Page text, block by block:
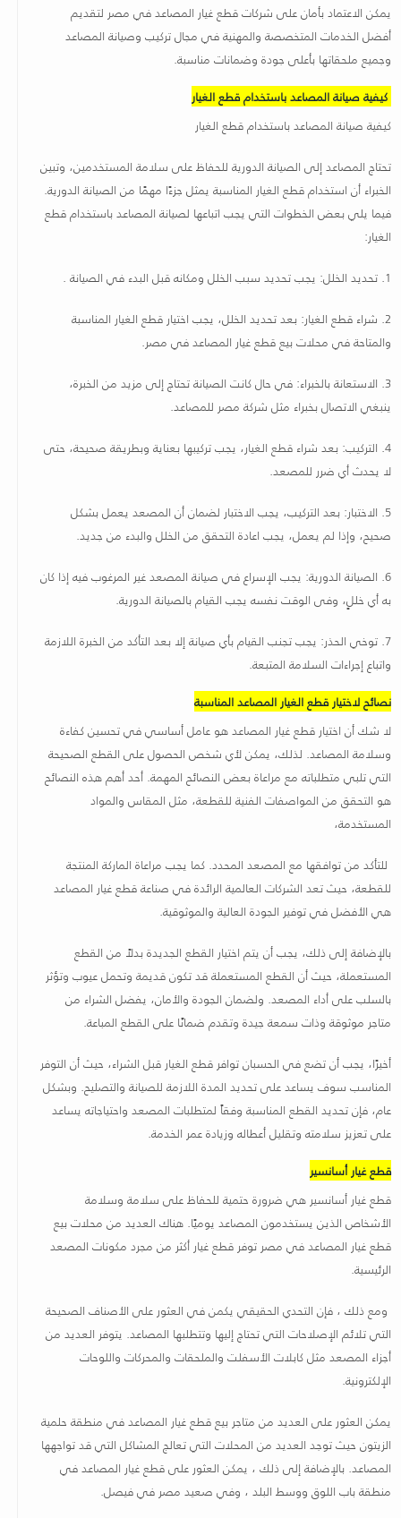
يمكن الاعتماد بأمان على شركات قطع غيار المصاعد في مصر لتقديم
أفضل الخدمات المتخصصة والمهنية في مجال تركيب وصيانة المصاعد
وجميع ملحقاتها بأعلى جودة وضمانات مناسبة.
كيفية صيانة المصاعد باستخدام قطع الغيار
كيفية صيانة المصاعد باستخدام قطع الغيار
تحتاج المصاعد إلى الصيانة الدورية للحفاظ على سلامة المستخدمين، وتبين
الخبراء أن استخدام قطع الغيار المناسبة يمثل جزءًا مهمًا من الصيانة الدورية.
فيما يلي بعض الخطوات التي يجب اتباعها لصيانة المصاعد باستخدام قطع
الغيار:
1. تحديد الخلل: يجب تحديد سبب الخلل ومكانه قبل البدء في الصيانة .
2. شراء قطع الغيار: بعد تحديد الخلل، يجب اختيار قطع الغيار المناسبة
والمتاحة في محلات بيع قطع غيار المصاعد في مصر.
3. الاستعانة بالخبراء: في حال كانت الصيانة تحتاج إلى مزيد من الخبرة،
ينبغي الاتصال بخبراء مثل شركة مصر للمصاعد.
4. التركيب: بعد شراء قطع الغيار، يجب تركيبها بعناية وبطريقة صحيحة، حتى
لا يحدث أي ضرر للمصعد.
5. الاختبار: بعد التركيب، يجب الاختبار لضمان أن المصعد يعمل بشكل
صحيح، وإذا لم يعمل، يجب اعادة التحقق من الخلل والبدء من جديد.
6. الصيانة الدورية: يجب الإسراع في صيانة المصعد غير المرغوب فيه إذا كان
به أي خللٍ، وفى الوقت نفسه يجب القيام بالصيانة الدورية.
7. توخي الحذر: يجب تجنب القيام بأي صيانة إلا بعد التأكد من الخبرة اللازمة
واتباع إجراءات السلامة المتبعة.
نصائح لاختيار قطع الغيار المصاعد المناسبة
لا شك أن اختيار قطع غيار المصاعد هو عامل أساسي في تحسين كفاءة
وسلامة المصاعد. لذلك، يمكن لأي شخص الحصول على القطع الصحيحة
التي تلبي متطلباته مع مراعاة بعض النصائح المهمة. أحد أهم هذه النصائح
هو التحقق من المواصفات الفنية للقطعة، مثل المقاس والمواد
المستخدمة،
للتأكد من توافقها مع المصعد المحدد. كما يجب مراعاة الماركة المنتجة
للقطعة، حيث تعد الشركات العالمية الرائدة في صناعة قطع غيار المصاعد
هي الأفضل في توفير الجودة العالية والموثوقية.
بالإضافة إلى ذلك، يجب أن يتم اختيار القطع الجديدة بدلاً من القطع
المستعملة، حيث أن القطع المستعملة قد تكون قديمة وتحمل عيوب وتؤثر
بالسلب على أداء المصعد. ولضمان الجودة والأمان، يفضل الشراء من
متاجر موثوقة وذات سمعة جيدة وتقدم ضمانًا على القطع المباعة.
أخيرًا، يجب أن تضع في الحسبان توافر قطع الغيار قبل الشراء، حيث أن التوفر
المناسب سوف يساعد على تحديد المدة اللازمة للصيانة والتصليح. وبشكل
عام، فإن تحديد القطع المناسبة وفقاً لمتطلبات المصعد واحتياجاته يساعد
على تعزيز سلامته وتقليل أعطاله وزيادة عمر الخدمة.
قطع غيار أسانسير
قطع غيار أسانسير هي ضرورة حتمية للحفاظ على سلامة وسلامة
الأشخاص الذين يستخدمون المصاعد يوميًا. هناك العديد من محلات بيع
قطع غيار المصاعد في مصر توفر قطع غيار أكثر من مجرد مكونات المصعد
الرئيسية.
ومع ذلك ، فإن التحدي الحقيقي يكمن في العثور على الأصناف الصحيحة
التي تلائم الإصلاحات التي تحتاج إليها وتتطلبها المصاعد. يتوفر العديد من
أجزاء المصعد مثل كابلات الأسفلت والملحقات والمحركات واللوحات
الإلكترونية.
يمكن العثور على العديد من متاجر بيع قطع غيار المصاعد في منطقة حلمية
الزيتون حيث توجد العديد من المحلات التي تعالج المشاكل التي قد تواجهها
المصاعد. بالإضافة إلى ذلك ، يمكن العثور على قطع غيار المصاعد في
منطقة باب اللوق ووسط البلد ، وفي صعيد مصر في فيصل.